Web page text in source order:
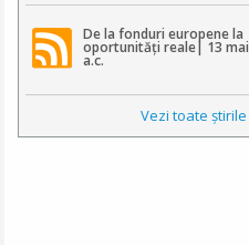
De la fonduri europene la
oportunități reale| 13 mai
a.c.
Vezi toate ştirile